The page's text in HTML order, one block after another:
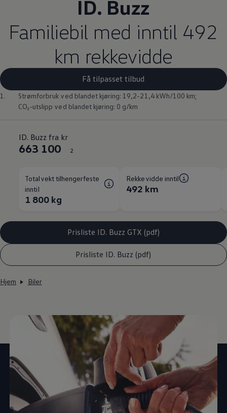
ID. Buzz
Familiebil med inntil 492
km rekkevidde
Få tilpasset tilbud
1.
Strømforbruk ved blandet kjøring: 19,2-21,4 kWh/100 km;
CO₂-utslipp ved blandet kjøring: 0 g/km
ID. Buzz fra kr
663 100 2
Totalvekt tilhengerfeste
inntil
1 800 kg
Rekkevidde inntil
492 km
Prisliste ID. Buzz GTX (pdf)
Prisliste ID. Buzz (pdf)
Hjem Biler